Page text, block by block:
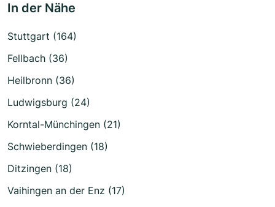
In der Nähe
Stuttgart (164)
Fellbach (36)
Heilbronn (36)
Ludwigsburg (24)
Korntal-Münchingen (21)
Schwieberdingen (18)
Ditzingen (18)
Vaihingen an der Enz (17)